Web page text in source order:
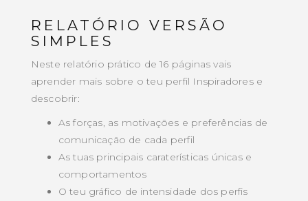
RELATÓRIO VERSÃO
SIMPLES
Neste relatório prático de 16 páginas vais
aprender mais sobre o teu perfil Inspiradores e
descobrir:
As forças, as motivações e preferências de
comunicação de cada perfil
As tuas principais caraterísticas únicas e
comportamentos
O teu gráfico de intensidade dos perfis